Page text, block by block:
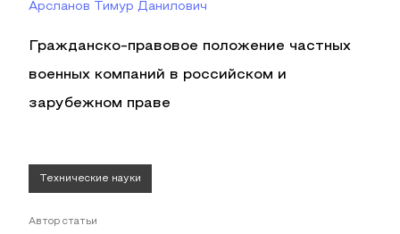
Арсланов Тимур Данилович
Гражданско-правовое положение частных
военных компаний в российском и
зарубежном праве
Технические науки
Автор статьи